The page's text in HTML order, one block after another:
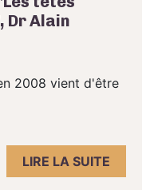
Dr Alain
2008 vient d'être
LIRE LA SUITE